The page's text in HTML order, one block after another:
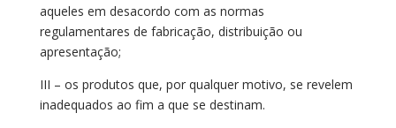
aqueles em desacordo com as normas
regulamentares de fabricação, distribuição ou
apresentação;
III – os produtos que, por qualquer motivo, se revelem
inadequados ao fim a que se destinam.